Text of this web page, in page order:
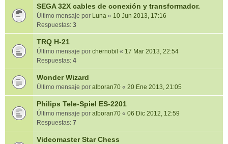
SEGA 32X cables de conexión y transformador.
Último mensaje por Luna « 10 Jun 2013, 17:16
Respuestas: 3
TRQ H-21
Último mensaje por chernobil « 17 Mar 2013, 22:54
Respuestas: 4
Wonder Wizard
Último mensaje por alboran70 « 20 Ene 2013, 21:05
Philips Tele-Spiel ES-2201
Último mensaje por alboran70 « 06 Dic 2012, 12:59
Respuestas: 7
Videomaster Star Chess